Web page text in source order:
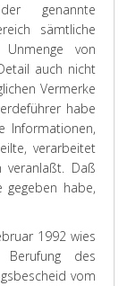
genannte
sämtliche
von
auch nicht
Vermerke
habe
Informationen,
verarbeitet
veranlaßt. Daß
habe,
1992 wies
des
vom